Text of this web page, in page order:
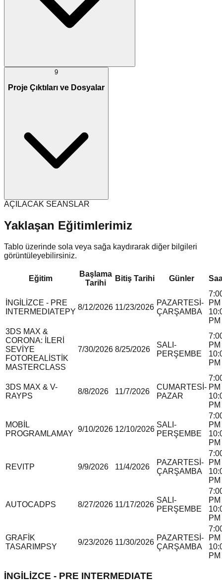
9
Proje Çıktıları ve Dosyalar
AÇILACAK SEANSLAR
Yaklaşan Eğitimlerimiz
Tablo üzerinde sola veya sağa kaydırarak diğer bilgileri
görüntüleyebilirsiniz.
Eğitim
Başlama
Tarihi
Bitiş Tarihi Günler
İNGİLİZCE - PRE
INTERMEDIATEPY
8/12/2026 11/23/2026
PAZARTESİ-
ÇARŞAMBA
PM
PM
3DS MAX &
CORONA: İLERİ
SEVİYE
FOTOREALİSTİK
MASTERCLASS
7/30/2026 8/25/2026
SALI-
PERŞEMBE
PM
PM
3DS MAX & V-
RAYPS
8/8/2026 11/7/2026
CUMARTESİ-
PAZAR
PM
PM
MOBİL
PROGRAMLAMAY
9/10/2026 12/10/2026
SALI-
PERŞEMBE
PM
PM
REVITP 9/9/2026 11/4/2026
PAZARTESİ-
ÇARŞAMBA
PM
PM
AUTOCADPS 8/27/2026 11/17/2026
SALI-
PERŞEMBE
PM
PM
GRAFİK
TASARIM PSY
9/23/2026 11/30/2026
PAZARTESİ-
ÇARŞAMBA
PM
PM
İNGİLİZCE - PRE INTERMEDIATE